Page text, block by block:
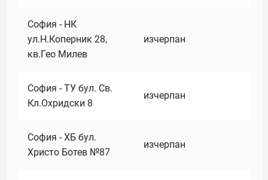
София - НК
ул.Н.Коперник 28,
кв.Гео Милев
изчерпан
София - ТУ бул. Св.
Кл.Охридски 8
изчерпан
София - ХБ бул.
Христо Ботев №87
изчерпан